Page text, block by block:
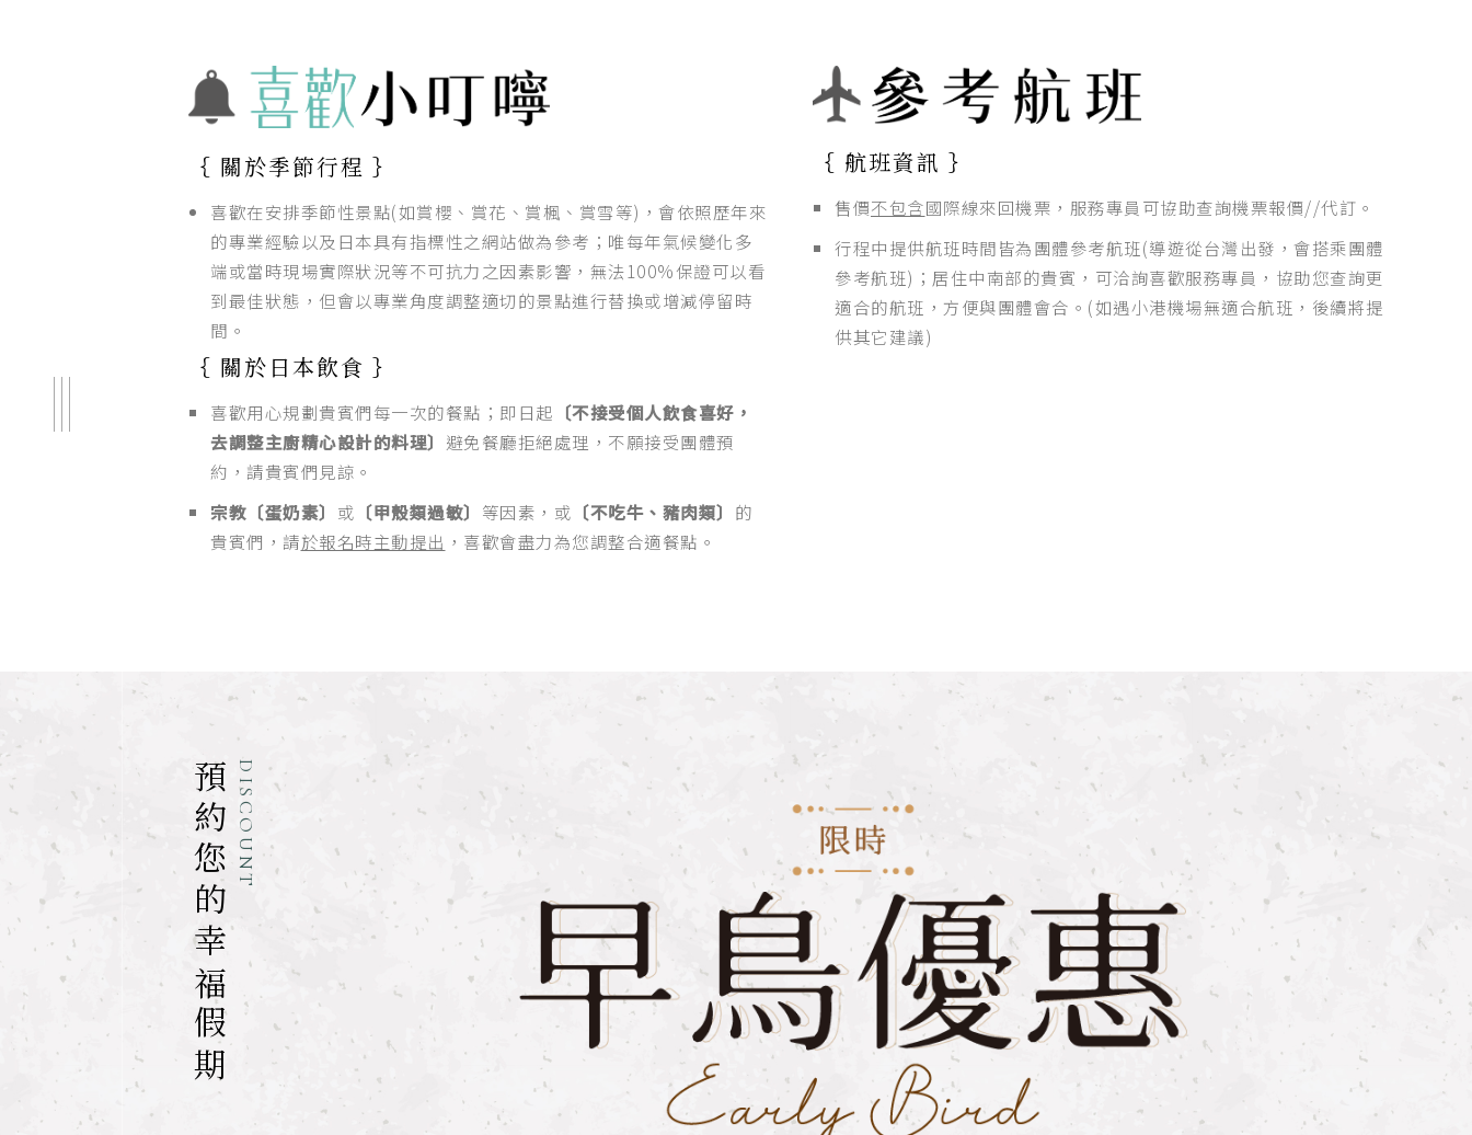
｛ 關於季節行程 ｝
喜歡在安排季節性景點(如賞櫻、賞花、賞楓、賞雪等)，會依照歷年來
的專業經驗以及日本具有指標性之網站做為參考；唯每年氣候變化多
端或當時現場實際狀況等不可抗力之因素影響，無法100%保證可以看
到最佳狀態，但會以專業角度調整適切的景點進行替換或增減停留時
間。
｛ 關於日本飲食 ｝
喜歡用心規劃貴賓們每一次的餐點；即日起 〔不接受個人飲食喜好，
去調整主廚精心設計的料理〕 避免餐廳拒絕處理，不願接受團體預
約，請貴賓們見諒。
宗教〔蛋奶素〕 或 〔甲殼類過敏〕 等因素，或 〔不吃牛、豬肉類〕 的
貴賓們，請於報名時主動提出 ，喜歡會盡力為您調整合適餐點。
｛ 航班資訊 ｝
售價不包含國際線來回機票，服務專員可協助查詢機票報價//代訂。
行程中提供航班時間皆為團體參考航班(導遊從台灣出發，會搭乘團體
參考航班)；居住中南部的貴賓，可洽詢喜歡服務專員，協助您查詢更
適合的航班，方便與團體會合。(如遇小港機場無適合航班，後續將提
供其它建議)
DISCOUNT
預約您的幸福假期